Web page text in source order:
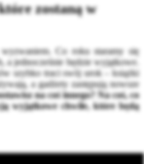
zostaną w
Co roku staramy się
a jednocześnie będzie wyjątkowe.
szybko traci swój urok – książki
a gadżety zastępują nowsze
na coś innego? Na coś, co
wyjątkowe chwile, które będą